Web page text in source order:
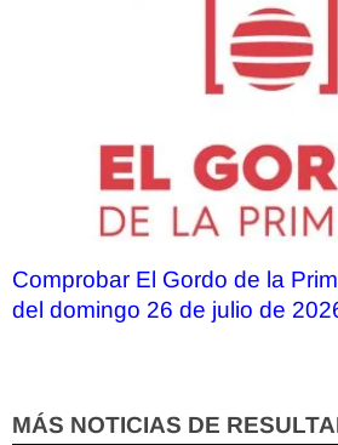
Comprobar El Gordo de la
del domingo 26 de julio de
MÁS NOTICIAS DE